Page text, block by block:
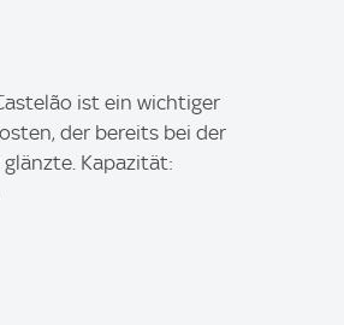
ist ein wichtiger
der bereits bei der
Kapazität: